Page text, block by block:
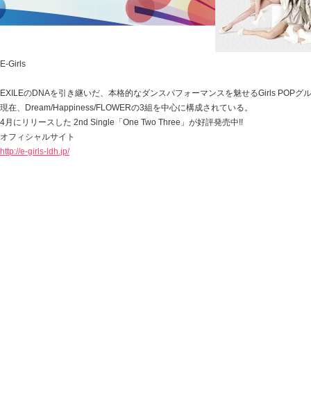
E-Girls
EXILEのDNAを引き継いだ、本格的なダンスパフォーマンスを魅せるGirls POPグ
現在、Dream/Happiness/FLOWERの3組を中心に構成されている。
4月にリリースした 2nd Single「One Two Three」が好評発売中!!
オフィシャルサイト
http://e-girls-ldh.jp/